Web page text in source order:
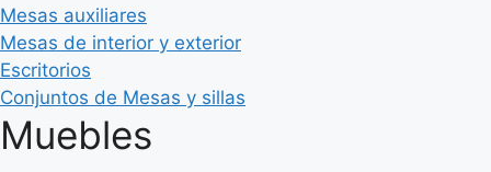
Mesas auxiliares
Mesas de interior y exterior
Escritorios
Conjuntos de Mesas y sillas
Muebles